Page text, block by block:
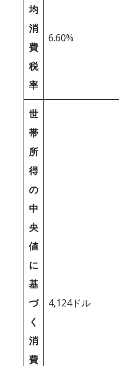
均
消
費
税
率
6.60%
世
帯
所
得
の
中
央
値
に
基
づ
く
消
費
4,124ドル